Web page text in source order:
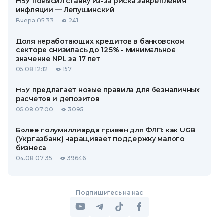
инфляции — Лепушинский
Вчера 05:33 241
Доля неработающих кредитов в банковском
секторе снизилась до 12,5% - минимальное
значение NPL за 17 лет
05.08 12:12 157
НБУ предлагает новые правила для безналичных
расчетов и депозитов
05.08 07:00 3095
Более полумиллиарда гривен для ФЛП: как UGB
(Укргазбанк) наращивает поддержку малого
бизнеса
04.08 07:35 39646
Подпишитесь на нас